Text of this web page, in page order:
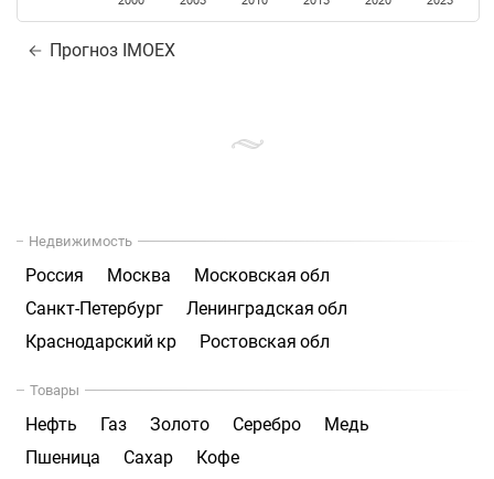
Прогноз IMOEX
Недвижимость
Россия Москва
Московская обл
Санкт-Петербург
Ленинградская обл
Краснодарский кр
Ростовская обл
Товары
Нефть Газ Золото Серебро
Медь
Пшеница
Сахар Кофе